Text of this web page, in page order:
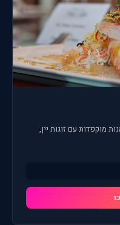
הקולינרית הבלעדית ביותר — 5 מנות מוקפדות עם זוגות יין,